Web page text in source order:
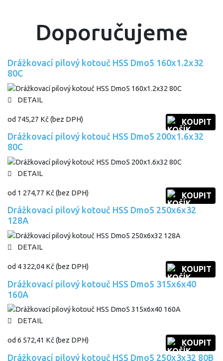
Doporučujeme
Drážkovací pilový kotouč HSS Dmo5 160x1.2x32
80C
DETAIL
od 745,27 Kč (bez DPH) KOUPIT
Drážkovací pilový kotouč HSS Dmo5 200x1.6x32
80C
DETAIL
od 1 274,77 Kč (bez DPH) KOUPIT
Drážkovací pilový kotouč HSS Dmo5 250x6x32
128A
DETAIL
od 4 322,04 Kč (bez DPH) KOUPIT
Drážkovací pilový kotouč HSS Dmo5 315x6x40
160A
DETAIL
od 6 572,41 Kč(bez DPH) KOUPIT
Drážkovací pilový kotouč HSS Dmo5 250x3x32 80B